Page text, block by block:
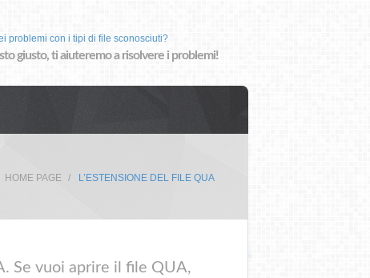
problemi con i tipi di file sconosciuti?
giusto, ti aiuteremo a risolvere i problemi!
HOME PAGE L’ESTENSIONE DEL FILE QUA
Se vuoi aprire il file QUA,